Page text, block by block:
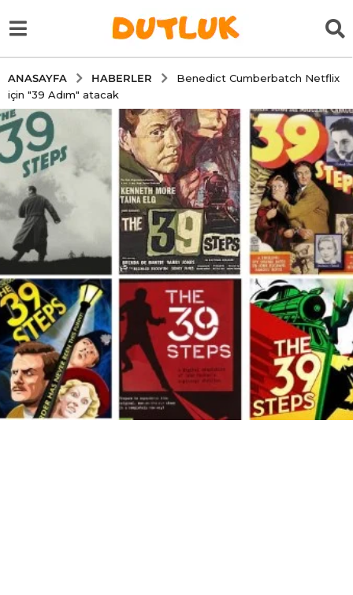
ANASAYFA HABERLER
Benedict Cumberbatch Netflix
için "39 Adım" atacak